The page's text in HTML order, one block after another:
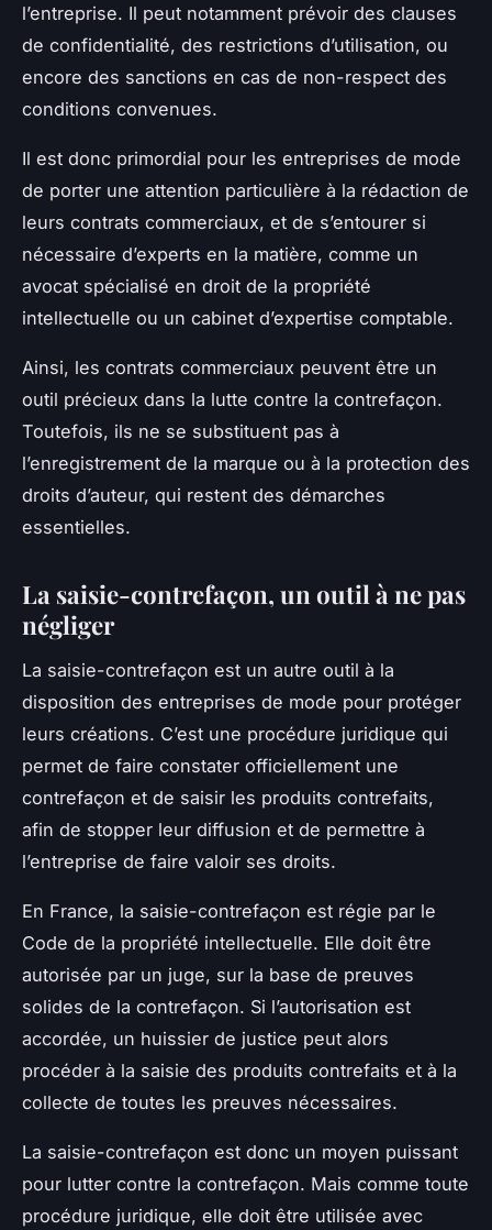
l’entreprise. Il peut notamment prévoir des clauses
de confidentialité, des restrictions d’utilisation, ou
encore des sanctions en cas de non-respect des
conditions convenues.
Il est donc primordial pour les entreprises de mode
de porter une attention particulière à la rédaction de
leurs contrats commerciaux, et de s’entourer si
nécessaire d’experts en la matière, comme un
avocat spécialisé en droit de la propriété
intellectuelle ou un cabinet d’expertise comptable.
Ainsi, les contrats commerciaux peuvent être un
outil précieux dans la lutte contre la contrefaçon.
Toutefois, ils ne se substituent pas à
l’enregistrement de la marque ou à la protection des
droits d’auteur, qui restent des démarches
essentielles.
La saisie-contrefaçon, un outil à ne pas
négliger
La saisie-contrefaçon est un autre outil à la
disposition des entreprises de mode pour protéger
leurs créations. C’est une procédure juridique qui
permet de faire constater officiellement une
contrefaçon et de saisir les produits contrefaits,
afin de stopper leur diffusion et de permettre à
l’entreprise de faire valoir ses droits.
En France, la saisie-contrefaçon est régie par le
Code de la propriété intellectuelle. Elle doit être
autorisée par un juge, sur la base de preuves
solides de la contrefaçon. Si l’autorisation est
accordée, un huissier de justice peut alors
procéder à la saisie des produits contrefaits et à la
collecte de toutes les preuves nécessaires.
La saisie-contrefaçon est donc un moyen puissant
pour lutter contre la contrefaçon. Mais comme toute
procédure juridique, elle doit être utilisée avec